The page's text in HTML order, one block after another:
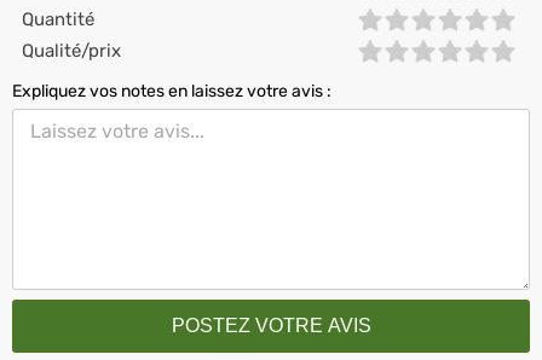
Quantité
Qualité/prix
Expliquez vos notes en laissez votre avis :